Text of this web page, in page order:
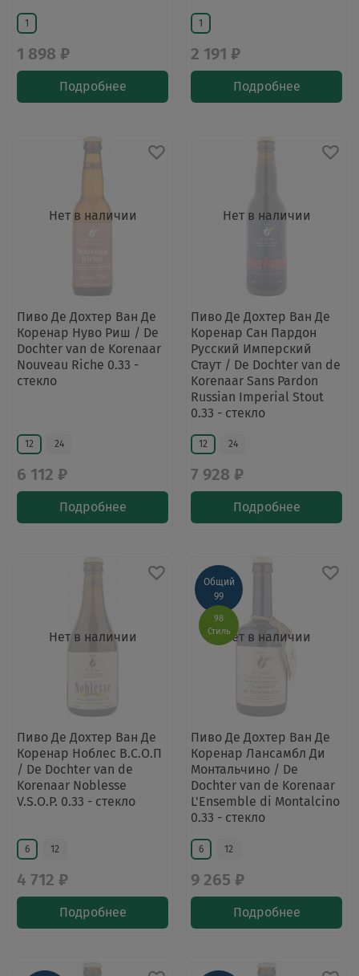
1
1 898 ₽
Подробнее
1
2 191 ₽
Подробнее
Нет в наличии
Пиво Де Дохтер Ван Де
Коренар Нуво Риш / De
Dochter van de Korenaar
Nouveau Riche 0.33 -
стекло
12 24
6 112 ₽
Подробнее
Нет в наличии
Пиво Де Дохтер Ван Де
Коренар Сан Пардон
Русский Имперский
Стаут / De Dochter van de
Korenaar Sans Pardon
Russian Imperial Stout
0.33 - стекло
12 24
7 928 ₽
Подробнее
Нет в наличии
Пиво Де Дохтер Ван Де
Коренар Ноблес В.С.О.П
/ De Dochter van de
Korenaar Noblesse
V.S.O.P. 0.33 - стекло
6 12
4 712 ₽
Подробнее
Общий
99
98
СтильНет в наличии
Пиво Де Дохтер Ван Де
Коренар Лансамбл Ди
Монтальчино / De
Dochter van de Korenaar
L'Ensemble di Montalcino
0.33 - стекло
6 12
9 265 ₽
Подробнее